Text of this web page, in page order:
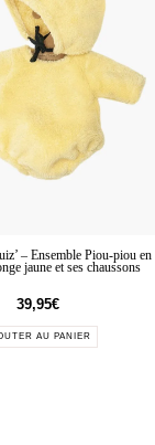
– Ensemble Piou-piou en
jaune et ses chaussons
39,95€
AU PANIER